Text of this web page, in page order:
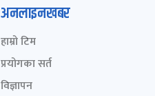
अनलाइनखबर
हाम्रो टिम
प्रयोगका सर्त
विज्ञापन